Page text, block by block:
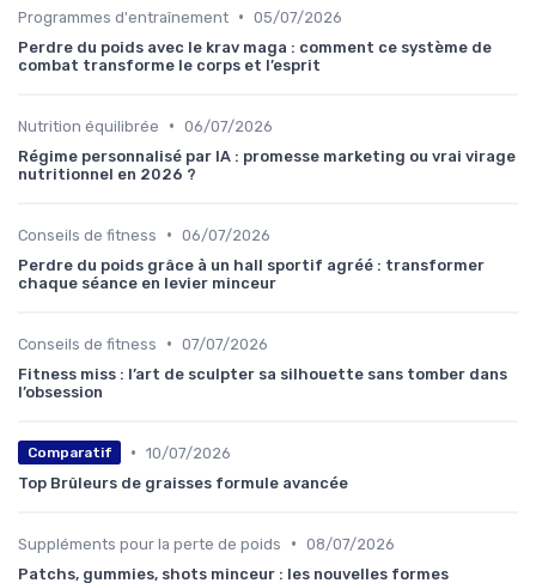
Programmes d'entraînement • 05/07/2026
Perdre du poids avec le krav maga : comment ce système de
combat transforme le corps et l’esprit
Nutrition équilibrée • 06/07/2026
Régime personnalisé par IA : promesse marketing ou vrai virage
nutritionnel en 2026 ?
Conseils de fitness • 06/07/2026
Perdre du poids grâce à un hall sportif agréé : transformer
chaque séance en levier minceur
Conseils de fitness • 07/07/2026
Fitness miss : l’art de sculpter sa silhouette sans tomber dans
l’obsession
Comparatif • 10/07/2026
Top Brûleurs de graisses formule avancée
Suppléments pour la perte de poids • 08/07/2026
Patchs, gummies, shots minceur : les nouvelles formes